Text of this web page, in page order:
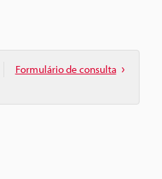
Formulário de consulta